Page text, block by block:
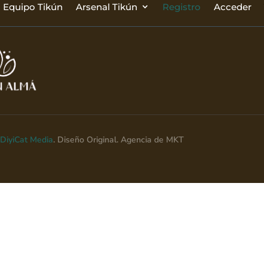
Equipo Tikún Arsenal Tikún Registro Acceder
DiyiCat Media. Diseño Original. Agencia de MKT